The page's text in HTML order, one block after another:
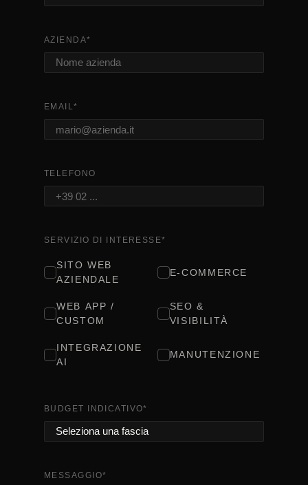
AZIENDA*
EMAIL*
TELEFONO
SERVIZIO DI INTERESSE*
SITO WEB
AZIENDALE
E-COMMERCE
WEB APP /
CUSTOM
SEO &
VISIBILITÀ
INTEGRAZIONE
AI
MANUTENZIONE
BUDGET INDICATIVO*
MESSAGGIO*